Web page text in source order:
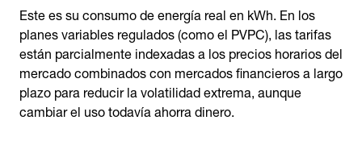
Este es su consumo de energía real en kWh. En los
planes variables regulados (como el PVPC), las tarifas
están parcialmente indexadas a los precios horarios del
mercado combinados con mercados financieros a largo
plazo para reducir la volatilidad extrema, aunque
cambiar el uso todavía ahorra dinero.